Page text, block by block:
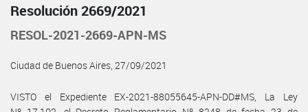
Resolución 2669/2021
RESOL-2021-2669-APN-MS
Ciudad de Buenos Aires, 27/09/2021
VISTO el Expediente EX-2021-88055645-APN-DD#MS, La Ley